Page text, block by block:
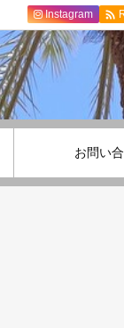
お問い
Instagram 